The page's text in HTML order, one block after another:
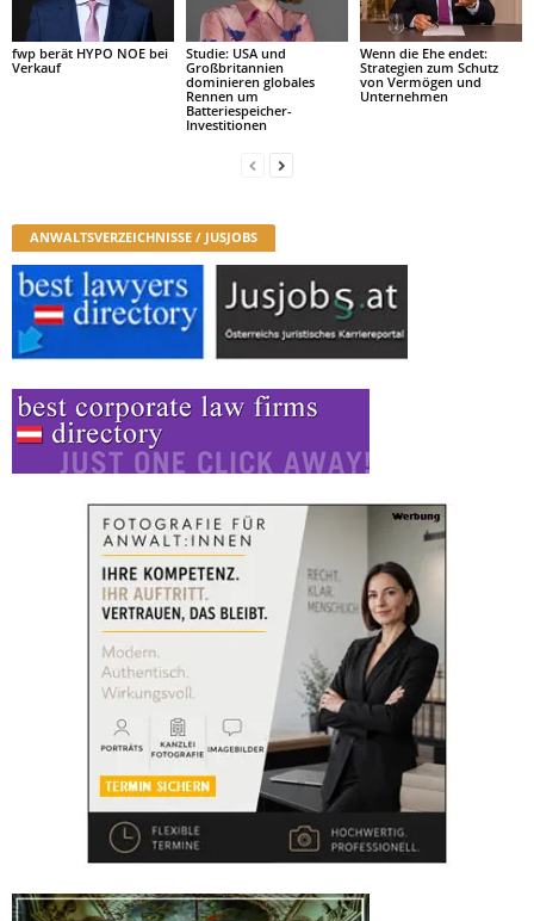
fwp berät HYPO NOE bei
Verkauf
Studie: USA und
Großbritannien
dominieren globales
Rennen um
Batteriespeicher-
Investitionen
Wenn die Ehe endet:
Strategien zum Schutz
von Vermögen und
Unternehmen
ANWALTSVERZEICHNISSE / JUSJOBS